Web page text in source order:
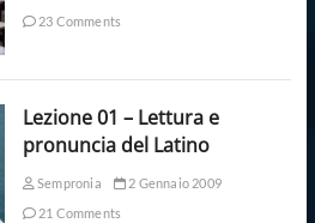
23 Comments
Lezione 01 – Lettura e
pronuncia del Latino
Sempronia
2 Gennaio 2009
21 Comments